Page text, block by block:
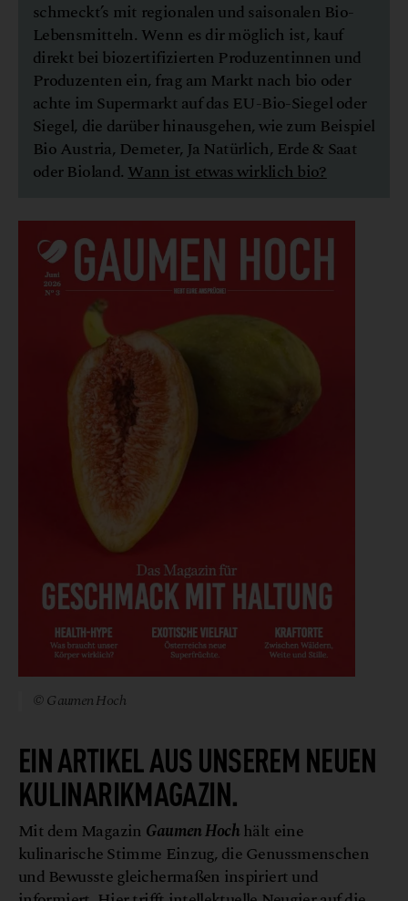
schmeckt’s mit regionalen und saisonalen Bio-
Lebensmitteln. Wenn es dir möglich ist, kauf
direkt bei biozertifizierten Produzentinnen und
Produzenten ein, frag am Markt nach bio oder
achte im Supermarkt auf das EU-Bio-Siegel oder
Siegel, die darüber hinausgehen, wie zum Beispiel
Bio Austria, Demeter, Ja Natürlich, Erde & Saat
oder Bioland.Wann ist etwas wirklich bio?
© Gaumen Hoch
EIN ARTIKEL AUS UNSEREM NEUEN
KULINARIKMAGAZIN.
Mit dem Magazin Gaumen Hochhält eine
kulinarische Stimme Einzug, die Genussmenschen
und Bewusste gleichermaßen inspiriert und